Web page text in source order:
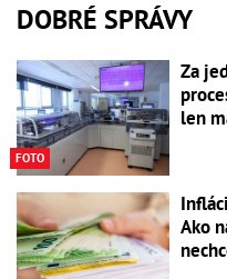
DOBRÉ SPRÁVY
FOTO
Za
len
Ako